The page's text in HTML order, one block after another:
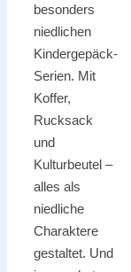
besonders
niedlichen
Kindergepäck-
Serien. Mit
Koffer,
Rucksack
und
Kulturbeutel –
alles als
niedliche
Charaktere
gestaltet. Und